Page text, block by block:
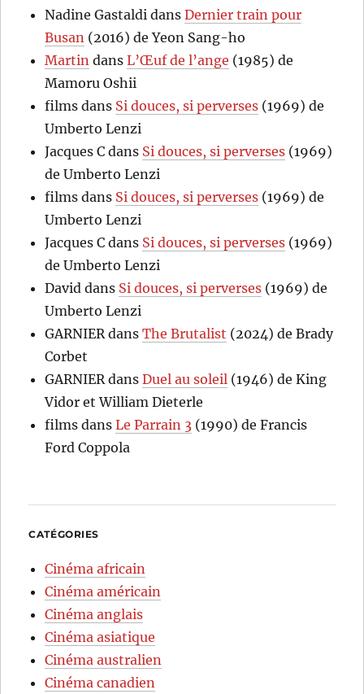
Nadine Gastaldi dansDernier train pour
Busan (2016) de Yeon Sang-ho
Martin dansL’Œuf de l’ange (1985) de
Mamoru Oshii
films dans Si douces, si perverses (1969) de
Umberto Lenzi
Jacques C dans Si douces, si perverses (1969)
de Umberto Lenzi
films dans Si douces, si perverses (1969) de
Umberto Lenzi
Jacques C dans Si douces, si perverses (1969)
de Umberto Lenzi
David dans Si douces, si perverses (1969) de
Umberto Lenzi
GARNIER dansThe Brutalist (2024) de Brady
Corbet
GARNIER dansDuel au soleil (1946) de King
Vidor et William Dieterle
films dansLe Parrain 3 (1990) de Francis
Ford Coppola
CATÉGORIES
Cinéma africain
Cinéma américain
Cinéma anglais
Cinéma asiatique
Cinéma australien
Cinéma canadien